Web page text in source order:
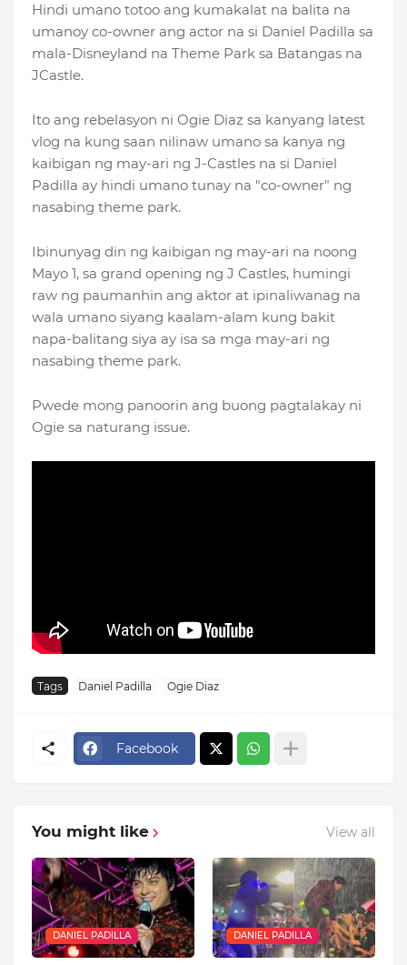
Hindi umano totoo ang kumakalat na balita na
umanoy co-owner ang actor na si Daniel Padilla sa
mala-Disneyland na Theme Park sa Batangas na
JCastle.
Ito ang rebelasyon ni Ogie Diaz sa kanyang latest
vlog na kung saan nilinaw umano sa kanya ng
kaibigan ng may-ari ng J-Castles na si Daniel
Padilla ay hindi umano tunay na "co-owner" ng
nasabing theme park.
Ibinunyag din ng kaibigan ng may-ari na noong
Mayo 1, sa grand opening ng J Castles, humingi
raw ng paumanhin ang aktor at ipinaliwanag na
wala umano siyang kaalam-alam kung bakit
napa-balitang siya ay isa sa mga may-ari ng
nasabing theme park.
Pwede mong panoorin ang buong pagtalakay ni
Ogie sa naturang issue.
Tags Daniel Padilla Ogie Diaz
Facebook
You might like View all
DANIEL PADILLA DANIEL PADILLA